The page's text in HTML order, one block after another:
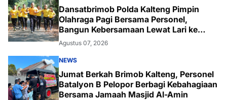
Dansatbrimob Polda Kalteng Pimpin
Olahraga Pagi Bersama Personel,
Bangun Kebersamaan Lewat Lari ke
Bukit Baranahu
Agustus 07, 2026
NEWS
Jumat Berkah Brimob Kalteng, Personel
Batalyon B Pelopor Berbagi Kebahagiaan
Bersama Jamaah Masjid Al-Amin